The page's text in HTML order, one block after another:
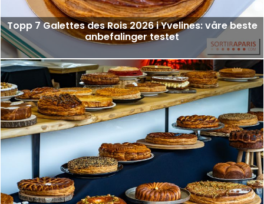
Topp 7 Galettes des Rois 2026 i Yvelines: våre beste
anbefalinger testet